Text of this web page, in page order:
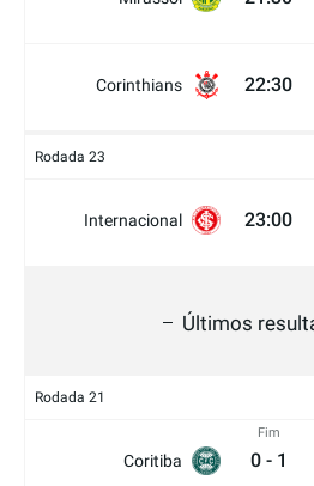
Corinthians 22:30
Rodada 23
Internacional 23:00
Últimos
Rodada 21
Coritiba
Fim
0 - 1